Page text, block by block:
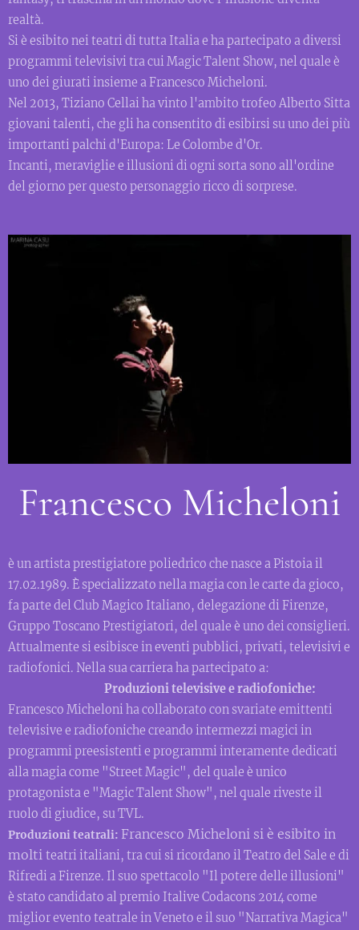
realtà.
Si è esibito nei teatri di tutta Italia e ha partecipato a diversi
programmi televisivi tra cui Magic Talent Show, nel quale è
uno dei giurati insieme a Francesco Micheloni.
Nel 2013, Tiziano Cellai ha vinto l'ambito trofeo Alberto Sitta
giovani talenti, che gli ha consentito di esibirsi su uno dei più
importanti palchi d'Europa: Le Colombe d'Or.
Incanti, meraviglie e illusioni di ogni sorta sono all'ordine
del giorno per questo personaggio ricco di sorprese.
Francesco Micheloni
è un artista prestigiatore poliedrico che nasce a Pistoia il
17.02.1989. È specializzato nella magia con le carte da gioco,
fa parte del Club Magico Italiano, delegazione di Firenze,
Gruppo Toscano Prestigiatori, del quale è uno dei consiglieri.
Attualmente si esibisce in eventi pubblici, privati, televisivi e
radiofonici. Nella sua carriera ha partecipato a:
Produzioni televisive e radiofoniche:
Francesco Micheloni ha collaborato con svariate emittenti
televisive e radiofoniche creando intermezzi magici in
programmi preesistenti e programmi interamente dedicati
alla magia come "Street Magic", del quale è unico
protagonista e "Magic Talent Show", nel quale riveste il
ruolo di giudice, su TVL.
Produzioni teatrali: Francesco Micheloni si è esibito in
molti teatri italiani, tra cui si ricordano il Teatro del Sale e di
Rifredi a Firenze. Il suo spettacolo "Il potere delle illusioni"
è stato candidato al premio Italive Codacons 2014 come
miglior evento teatrale in Veneto e il suo "Narrativa Magica"